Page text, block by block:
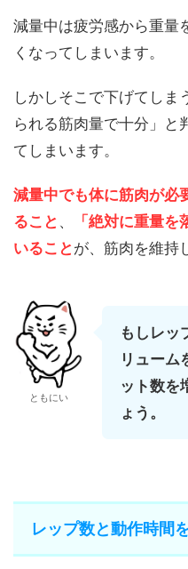
減量中は疲労感から重量
くなってしまいます。
しかしそこで下げてしま
られる筋肉量で十分」と
てしまいます。
減量中でも体に筋肉が必
ること 、
「絶対に重量
いること が、筋肉を維持
ともにい
もしレッ
リューム
ット数を
ょう。
レップ数と動作時間